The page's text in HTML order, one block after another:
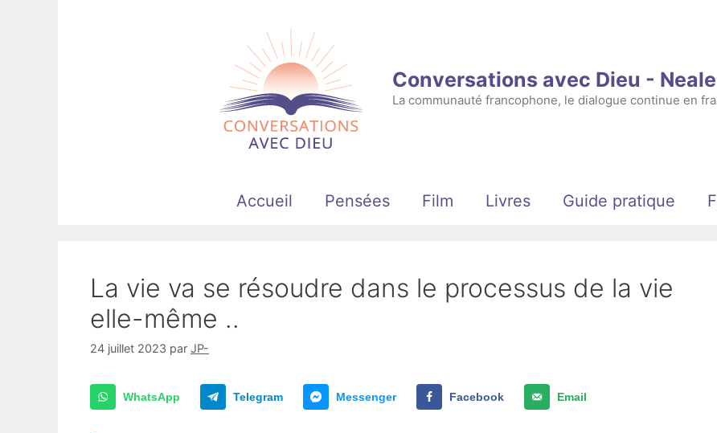
Conversations avec Dieu -
La communauté francophone, le dialogue continue en
Accueil Pensées Film Livres Guide pratique
La vie va se résoudre dans le processus de la vie
elle-même ..
24 juillet 2023 par JP-
WhatsApp Telegram Messenger Facebook Email